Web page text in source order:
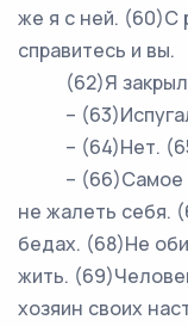
же я с ней. (60)С
справитесь и вы.
(62)Я закрыла
–
– (64)Нет.
– (66)Самое
не жалеть себя.
бедах. (68)Не
жить.
хозяин своих